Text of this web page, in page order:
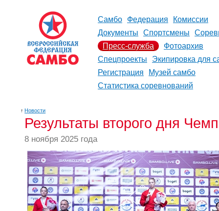
Самбо Федерация
Комиссии
Документы
Спортсмены
Пресс-служба
Фотоархив
Спецпроекты
Экипировка для
Регистрация
Музей самбо
Статистика соревнований
↑ Новости
Результаты второго дня
8 ноября 2025 года